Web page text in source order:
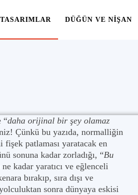
DÜĞÜN VE NIŞAN
“daha orijinal bir şey olamaz
Çünkü bu yazıda, normalliğin
patlaması yaratacak en
sonuna kadar zorladığı, “Bu
kadar yaratıcı ve eğlenceli
bırakıp, sıra dışı ve
sonra dünyaya eskisi